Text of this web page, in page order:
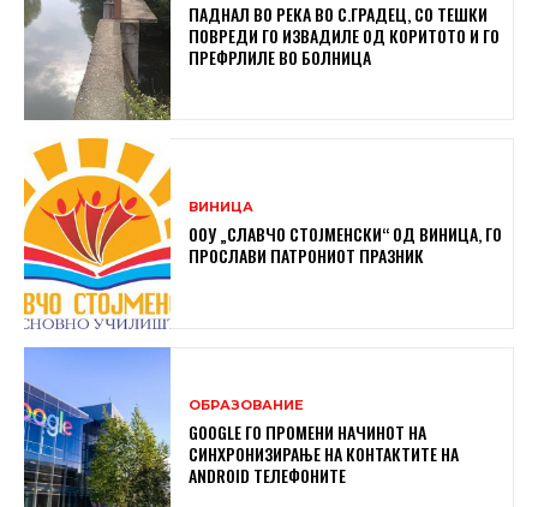
ПАДНАЛ ВО РЕКА ВО С.ГРАДЕЦ, СО ТЕШКИ
ПОВРЕДИ ГО ИЗВАДИЛЕ ОД КОРИТОТО И ГО
ПРЕФРЛИЛЕ ВО БОЛНИЦА
ВИНИЦА
ООУ „СЛАВЧО СТОЈМЕНСКИ“ ОД ВИНИЦА, ГО
ПРОСЛАВИ ПАТРОНИОТ ПРАЗНИК
ОБРАЗОВАНИЕ
GOOGLE ГО ПРОМЕНИ НАЧИНОТ НА
СИНХРОНИЗИРАЊЕ НА КОНТАКТИТЕ НА
ANDROID ТЕЛЕФОНИТЕ